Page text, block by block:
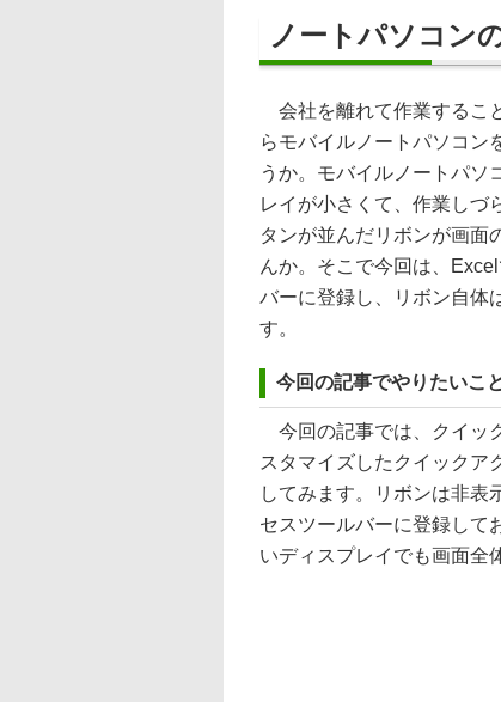
ノートパソコン
会社を離れて作業するこ
らモバイルノートパソコン
うか。モバイルノートパソ
レイが小さくて、作業しづ
タンが並んだリボンが画面
んか。そこで今回は、
バーに登録し、リボン自体
す。
今回の記事でやりたいこ
今回の記事では、クイッ
スタマイズしたクイックア
してみます。リボンは非表
セスツールバーに登録して
いディスプレイでも画面全